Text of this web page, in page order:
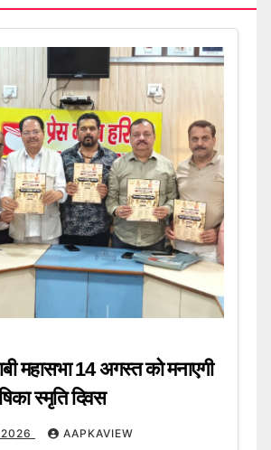
महासभा 14 अगस्त को मनाएगी
स्मृति दिवस
AAPKAVIEW